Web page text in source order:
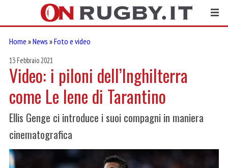
Home »News »Foto e video
13 Febbraio 2021
Video: i piloni dell’Inghilterra
come Le Iene di Tarantino
Ellis Genge ci introduce i suoi compagni in maniera
cinematografica